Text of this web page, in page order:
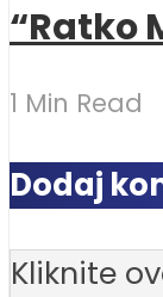
“Ratko
1 Min Read
Dodaj
Kliknite